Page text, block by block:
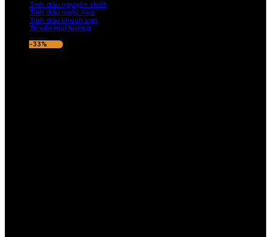
Tinh dầu nguyên chất
Tinh dầu nước hoa
Tinh dầu khách sạn
Tư vấn mùi hương
-33%